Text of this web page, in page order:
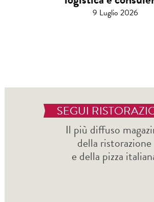
9 Luglio 2026
SEGUI
Il più diffuso
della ristorazione
e della pizza